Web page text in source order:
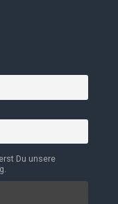
Du unsere